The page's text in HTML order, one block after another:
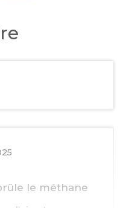
le méthane